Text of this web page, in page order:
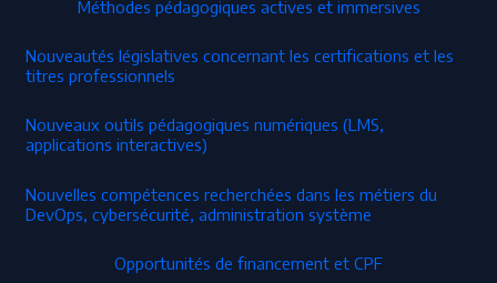
Méthodes pédagogiques actives et immersives
Nouveautés législatives concernant les certifications et les
titres professionnels
Nouveaux outils pédagogiques numériques (LMS,
applications interactives)
Nouvelles compétences recherchées dans les métiers du
DevOps, cybersécurité, administration système
Opportunités de financement et CPF